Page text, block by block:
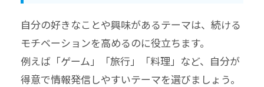
自分の好きなことや興味があるテーマは、続ける
モチベーションを高めるのに役立ちます。
例えば「ゲーム」「旅行」「料理」など、自分が
得意で情報発信しやすいテーマを選びましょう。